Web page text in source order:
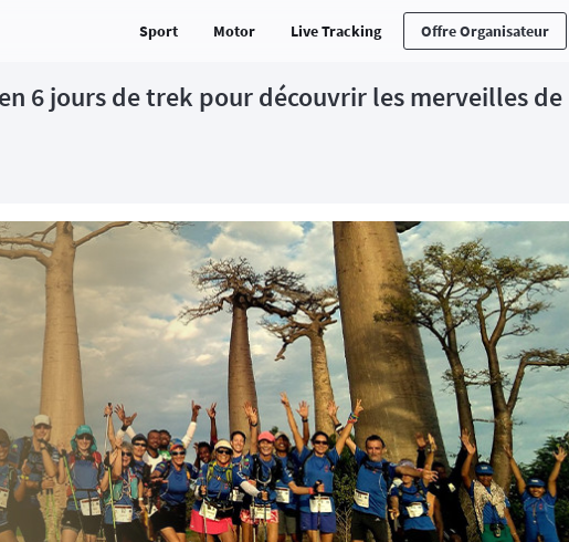
Sport Motor Live Tracking Offre Organisateur
6 jours de trek pour découvrir les merveilles de